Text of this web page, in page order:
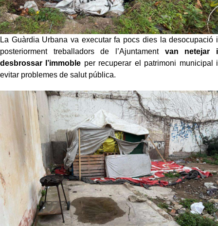
La Guàrdia Urbana va executar fa pocs dies la desocupació i
posteriorment treballadors de l’Ajuntament van netejar i
desbrossar l’immoble per recuperar el patrimoni municipal i
evitar problemes de salut pública.